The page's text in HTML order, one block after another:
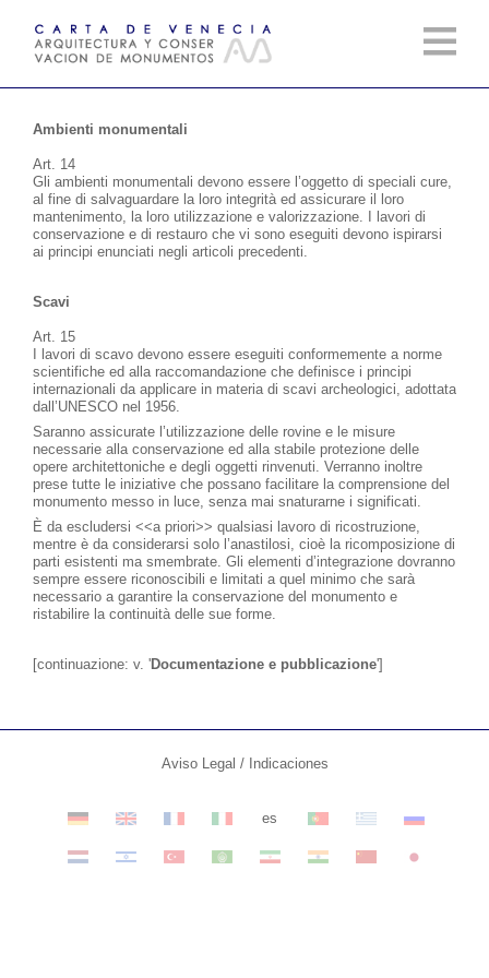
Ambienti monumentali
Art. 14
Gli ambienti monumentali devono essere l’oggetto di speciali cure,
al fine di salvaguardare la loro integrità ed assicurare il loro
mantenimento, la loro utilizzazione e valorizzazione. I lavori di
conservazione e di restauro che vi sono eseguiti devono ispirarsi
ai principi enunciati negli articoli precedenti.
Scavi
Art. 15
I lavori di scavo devono essere eseguiti conformemente a norme
scientifiche ed alla raccomandazione che definisce i principi
internazionali da applicare in materia di scavi archeologici, adottata
dall’UNESCO nel 1956.
Saranno assicurate l’utilizzazione delle rovine e le misure
necessarie alla conservazione ed alla stabile protezione delle
opere architettoniche e degli oggetti rinvenuti. Verranno inoltre
prese tutte le iniziative che possano facilitare la comprensione del
monumento messo in luce, senza mai snaturarne i significati.
È da escludersi <<a priori>> qualsiasi lavoro di ricostruzione,
mentre è da considerarsi solo l’anastilosi, cioè la ricomposizione di
parti esistenti ma smembrate. Gli elementi d’integrazione dovranno
sempre essere riconoscibili e limitati a quel minimo che sarà
necessario a garantire la conservazione del monumento e
ristabilire la continuità delle sue forme.
[continuazione: v. 'Documentazione e pubblicazione']
Aviso Legal / Indicaciones
es